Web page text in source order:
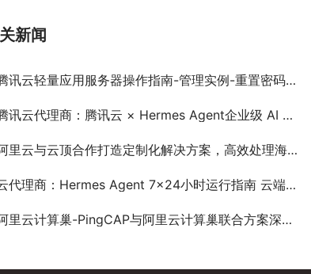
新闻
讯云轻量应用服务器操作指南-管理实例-重置密码操作说明
讯云代理商：腾讯云 × Hermes Agent企业级 AI 智能体 一键部署即落地
里云与云顶合作打造定制化解决方案，高效处理海量数据，提供更多安全保障。
代理商：Hermes Agent 7×24小时运行指南 云端部署+后台守护
里云计算巢-PingCAP与阿里云计算巢联合方案深度解析：数据库软件在云端部署的新形态